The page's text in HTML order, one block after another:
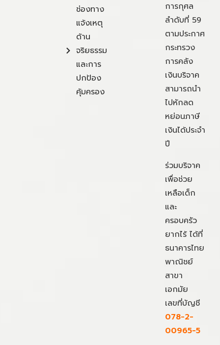
ช่องทาง
แจ้งเหตุ
ด้าน
จริยธรรม
และการ
ปกป้อง
คุ้มครอง
การกุศล
ลำดับที่ 59
ตามประกาศ
กระทรวง
การคลัง
เงินบริจาค
สามารถนำ
ไปหักลด
หย่อนภาษี
เงินได้ประจำ
ปี
ร่วมบริจาค
เพื่อช่วย
เหลือเด็ก
และ
ครอบครัว
ยากไร้ ได้ที่
ธนาคารไทย
พาณิชย์
สาขา
เอกมัย
เลขที่บัญชี
078-2-
00965-5